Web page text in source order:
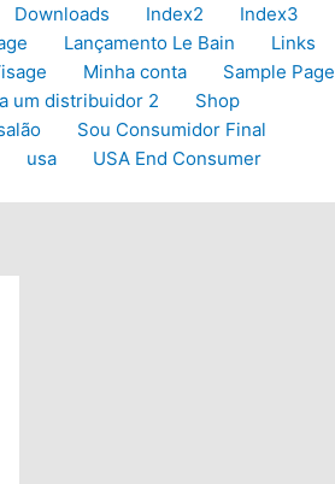
Downloads Index2
Index3
Lançamento Le Bain
Links
Minha conta
Sample Page
um distribuidor 2
Shop
Sou Consumidor Final
usa
USA End Consumer